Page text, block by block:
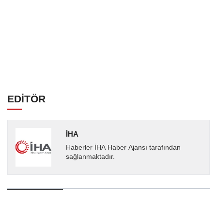
EDİTÖR
İHA
Haberler İHA Haber Ajansı tarafından
sağlanmaktadır.